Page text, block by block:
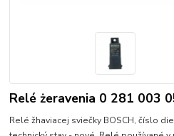
Relé żeravenia 0 281 003
Relé žhaviacej sviečky BOSCH, číslo